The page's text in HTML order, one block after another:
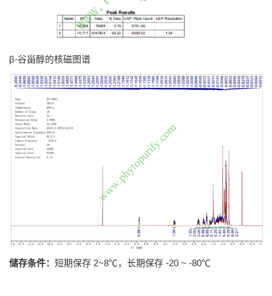
β-谷甾醇的核磁图谱
储存条件： 短期保存 2~8℃，长期保存 -20 ~ -80℃